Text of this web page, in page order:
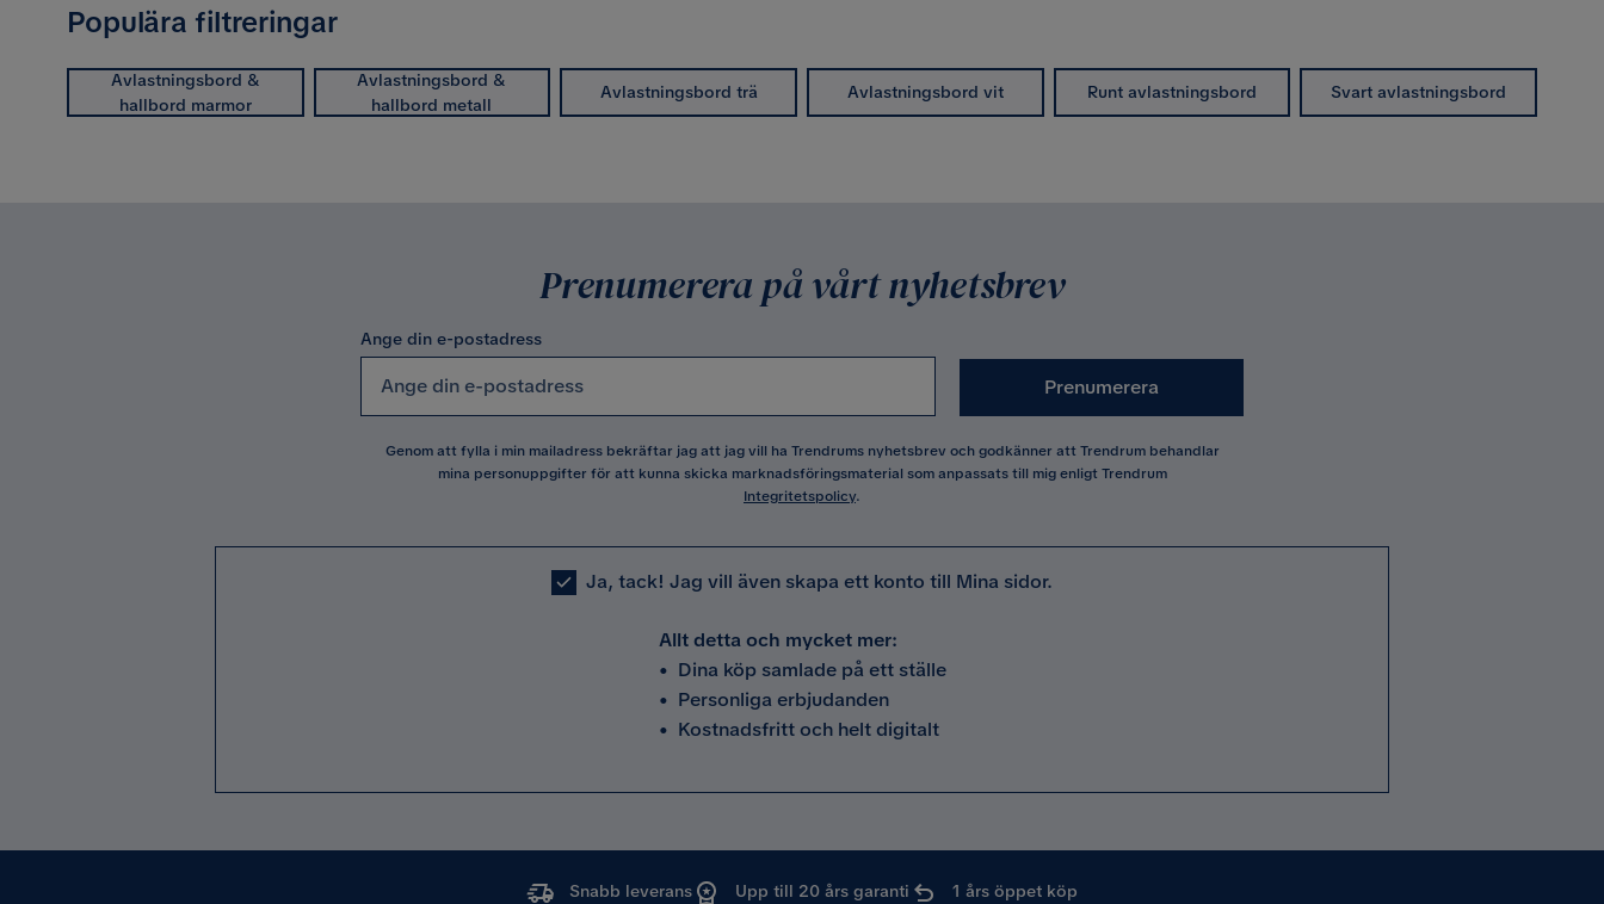
Populära filtreringar
Avlastningsbord &
hallbord marmor
Avlastningsbord &
hallbord metall
Avlastningsbord trä Avlastningsbord vit Runt avlastningsbord Svart avlastningsbord
Prenumerera på vårt nyhetsbrev
Ange din e-postadress
Prenumerera
Genom att fylla i min mailadress bekräftar jag att jag vill ha Trendrums nyhetsbrev och godkänner att Trendrum behandlar
mina personuppgifter för att kunna skicka marknadsföringsmaterial som anpassats till mig enligt Trendrum
Integritetspolicy.
Ja, tack! Jag vill även skapa ett konto till Mina sidor.
Allt detta och mycket mer:
• Dina köp samlade på ett ställe
• Personliga erbjudanden
• Kostnadsfritt och helt digitalt
Snabb leverans Upp till 20 års garanti 1 års öppet köp